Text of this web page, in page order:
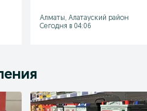
Алматы, Алатауский район
Сегодня в 04:06